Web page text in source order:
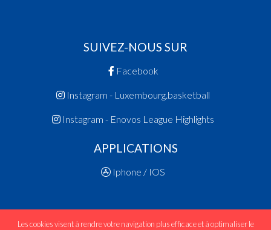
SUIVEZ-NOUS SUR
Facebook
Instagram - Luxembourg.basketball
Instagram - Enovos League Highlights
APPLICATIONS
Iphone / IOS
Les cookies visent à rendre votre navigation plus efficace et à optimaliser le